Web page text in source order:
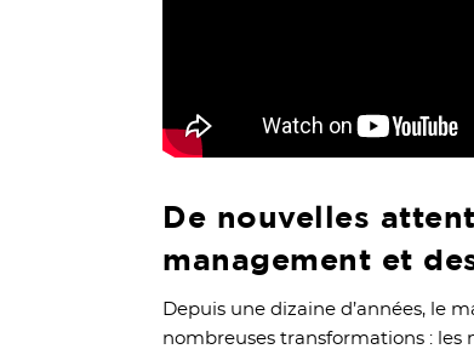
De nouvelles
management et
Depuis une dizaine d’années, le
nombreuses transformations :